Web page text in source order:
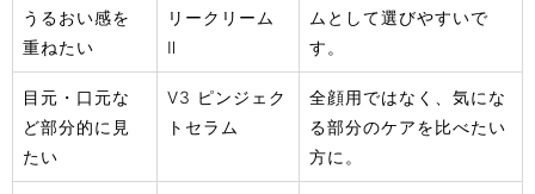
うるおい感を
重ねたい
リークリーム
Ⅱ
ムとして選びやすいで
す。
目元・口元な
ど部分的に見
たい
V3 ピンジェク
トセラム
全顔用ではなく、気にな
る部分のケアを比べたい
方に。